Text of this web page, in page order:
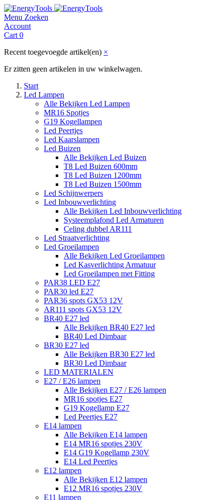
Menu Zoeken
Account
Cart 0
Recent toegevoegde artikel(en) ×
Er zitten geen artikelen in uw winkelwagen.
Start
Led Lampen
Alle Bekijken Led Lampen
MR16 Spotjes
G19 Kogellampen
Led Peertjes
Led Kaarslampen
Led Buizen
Alle Bekijken Led Buizen
T8 Led Buizen 600mm
T8 Led Buizen 1200mm
T8 Led Buizen 1500mm
Led Schijnwerpers
Led Inbouwverlichting
Alle Bekijken Led Inbouwverlichting
Systeemplafond Led Armaturen
Celing dubbel AR111
Led Straatverlichting
Led Groeilampen
Alle Bekijken Led Groeilampen
Led Kasverlichting Armatuur
Led Groeilampen met Fitting
PAR38 LED E27
PAR30 led E27
PAR36 spots GX53 12V
AR111 spots GX53 12V
BR40 E27 led
Alle Bekijken BR40 E27 led
BR40 Led Dimbaar
BR30 E27 led
Alle Bekijken BR30 E27 led
BR30 Led Dimbaar
LED MATERIALEN
E27 / E26 lampen
Alle Bekijken E27 / E26 lampen
MR16 spotjes E27
G19 Kogellamp E27
Led Peertjes E27
E14 lampen
Alle Bekijken E14 lampen
E14 MR16 spotjes 230V
E14 G19 Kogellamp 230V
E14 Led Peertjes
E12 lampen
Alle Bekijken E12 lampen
E12 MR16 spotjes 230V
E11 lampen